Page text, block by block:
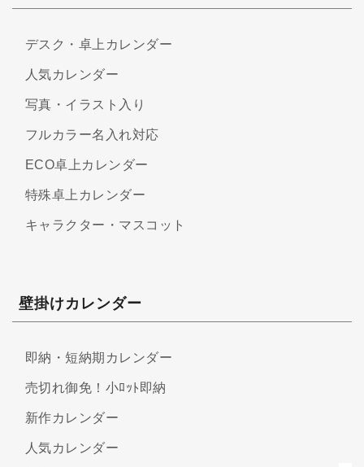
デスク・卓上カレンダー
人気カレンダー
写真・イラスト入り
フルカラー名入れ対応
ECO卓上カレンダー
特殊卓上カレンダー
キャラクター・マスコット
壁掛けカレンダー
即納・短納期カレンダー
売切れ御免！小ﾛｯﾄ即納
新作カレンダー
人気カレンダー